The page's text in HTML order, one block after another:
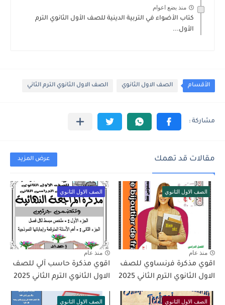
منذ بضع اعوام
كتاب الأضواء في التربية الدينية للصف الأول الثانوي الترم
الأول...
الأقسام الصف الاول الثانوي الصف الاول الثانوي الترم الثاني
مقالات قد تهمك عرض المزيد
الصف الاول الثانوي
منذ عام
اقوي مذكرة فرنساوي للصف
الاول الثانوي الترم الثاني 2025
الصف الاول الثانوي
منذ عام
اقوي مذكرة حاسب آلي للصف
الاول الثانوي الترم الثاني 2025
الصف الاول الثانوي الصف الاول الثانوي